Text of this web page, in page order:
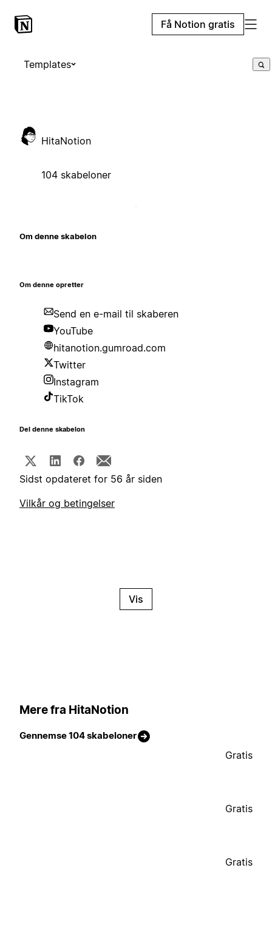
Få Notion gratis
Templates
HitaNotion
104 skabeloner
Om denne skabelon
Om denne opretter
Send en e-mail til skaberen
YouTube
hitanotion.gumroad.com
Twitter
Instagram
TikTok
Del denne skabelon
Sidst opdateret for 56 år siden
Vilkår og betingelser
Vis
Mere fra HitaNotion
Gennemse 104 skabeloner
Gratis
Gratis
Gratis